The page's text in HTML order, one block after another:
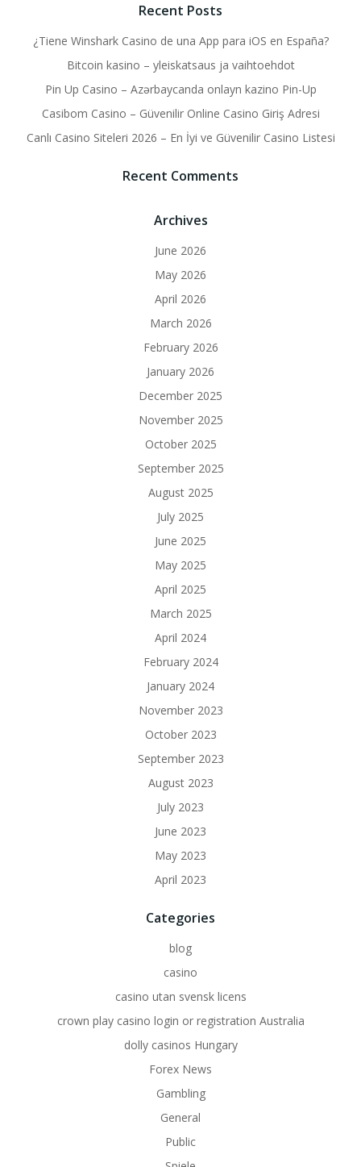
Recent Posts
¿Tiene Winshark Casino de una App para iOS en España?
Bitcoin kasino – yleiskatsaus ja vaihtoehdot
Pin Up Casino – Azərbaycanda onlayn kazino Pin-Up
Casibom Casino – Güvenilir Online Casino Giriş Adresi
Canlı Casino Siteleri 2026 – En İyi ve Güvenilir Casino Listesi
Recent Comments
Archives
June 2026
May 2026
April 2026
March 2026
February 2026
January 2026
December 2025
November 2025
October 2025
September 2025
August 2025
July 2025
June 2025
May 2025
April 2025
March 2025
April 2024
February 2024
January 2024
November 2023
October 2023
September 2023
August 2023
July 2023
June 2023
May 2023
April 2023
Categories
blog
casino
casino utan svensk licens
crown play casino login or registration Australia
dolly casinos Hungary
Forex News
Gambling
General
Public